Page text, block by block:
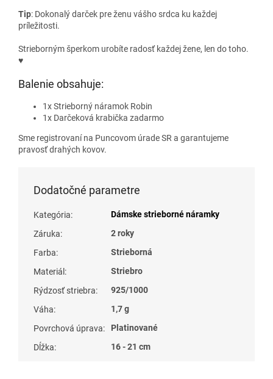
Tip: Dokonalý darček pre ženu vášho srdca ku každej
príležitosti.
Strieborným šperkom urobíte radosť každej žene, len do toho.
♥
Balenie obsahuje:
1x Strieborný náramok Robin
1x Darčeková krabička zadarmo
Sme registrovaní na Puncovom úrade SR a garantujeme
pravosť drahých kovov.
Dodatočné parametre
Kategória:
Dámske strieborné náramky
Záruka:
2 roky
Farba:
Strieborná
Materiál :
Striebro
Rýdzosť striebra:
925/1000
Váha:
1,7 g
Povrchová úprava:
Platinované
Dĺžka: 16 - 21 cm